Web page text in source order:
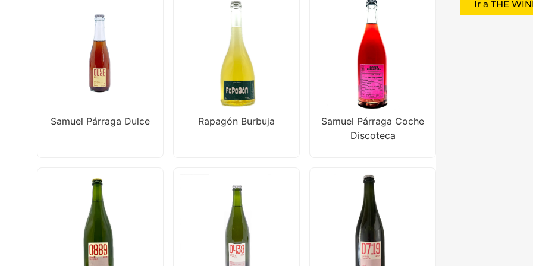
Samuel Párraga Dulce Rapagón Burbuja
Samuel Párraga Coche
Discoteca
Ir a THE